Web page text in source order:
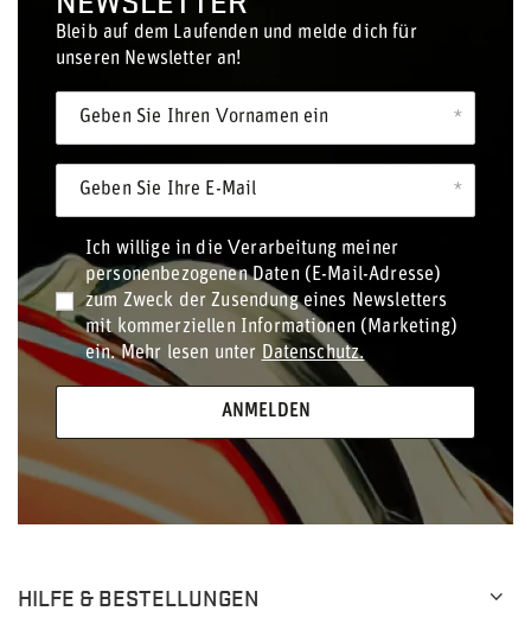
Bleib auf dem Laufenden und melde dich für
unseren Newsletter an!
Geben Sie Ihren Vornamen ein
Geben Sie Ihre E-Mail
Ich willige in die Verarbeitung meiner
personenbezogenen Daten (E-Mail-Adresse)
zum Zweck der Zusendung eines Newsletters
mit kommerziellen Informationen (Marketing)
ein. Mehr lesen unter Datenschutz.
ANMELDEN
HILFE & BESTELLUNGEN